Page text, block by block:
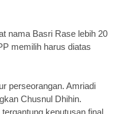
nama Basri Rase lebih 20
memilih harus diatas
perseorangan. Amriadi
Chusnul Dhihin.
keputusan final